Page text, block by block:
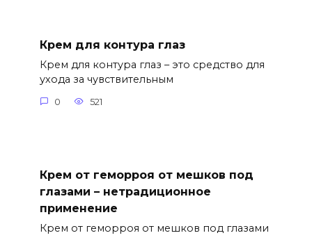
Крем для контура глаз
Крем для контура глаз – это средство для
ухода за чувствительным
0 521
Крем от геморроя от мешков под
глазами – нетрадиционное
применение
Крем от геморроя от мешков под глазами